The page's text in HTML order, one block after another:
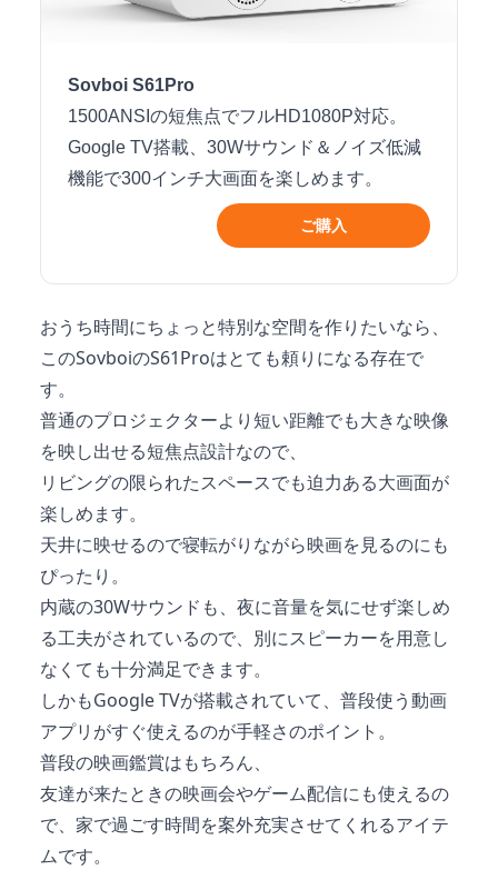
Sovboi S61Pro
1500ANSIの短焦点でフルHD1080P対応。
Google TV搭載、30Wサウンド＆ノイズ低減
機能で300インチ大画面を楽しめます。
ご購入
おうち時間にちょっと特別な空間を作りたいなら、
このSovboiのS61Proはとても頼りになる存在で
す。
普通のプロジェクターより短い距離でも大きな映像
を映し出せる短焦点設計なので、
リビングの限られたスペースでも迫力ある大画面が
楽しめます。
天井に映せるので寝転がりながら映画を見るのにも
ぴったり。
内蔵の30Wサウンドも、夜に音量を気にせず楽しめ
る工夫がされているので、別にスピーカーを用意し
なくても十分満足できます。
しかもGoogle TVが搭載されていて、普段使う動画
アプリがすぐ使えるのが手軽さのポイント。
普段の映画鑑賞はもちろん、
友達が来たときの映画会やゲーム配信にも使えるの
で、家で過ごす時間を案外充実させてくれるアイテ
ムです。